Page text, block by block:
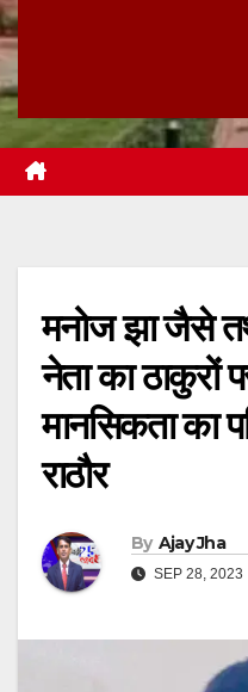
मनोज झा जैसे
नेता का ठाकुरों
मानसिकता का
राठौर
By Ajay Jha
SEP 28, 2023